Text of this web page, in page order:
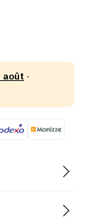
août ·